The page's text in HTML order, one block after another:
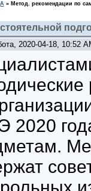
» Метод. рекомендации по
2020-04-18, 10:52
2020